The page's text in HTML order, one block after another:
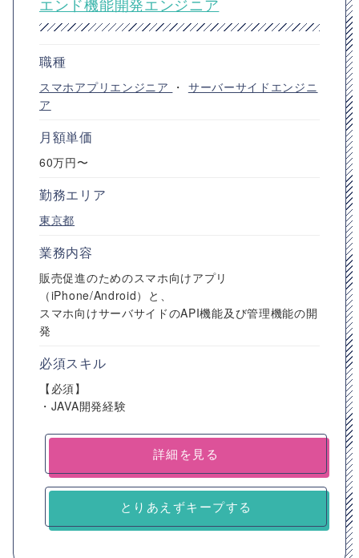
職種
スマホアプリエンジニア ・ サーバーサイドエンジニ
ア
月額単価
60万円〜
勤務エリア
東京都
業務内容
販売促進のためのスマホ向けアプリ
（iPhone/Android）と、
スマホ向けサーバサイドのAPI機能及び管理機能の開
発
必須スキル
【必須】
・JAVA開発経験
詳細を見る
とりあえずキープする